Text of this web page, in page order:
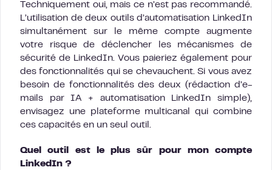
Techniquement oui, mais ce n’est pas recommandé.
L’utilisation de deux outils d’automatisation LinkedIn
simultanément sur le même compte augmente
votre risque de déclencher les mécanismes de
sécurité de LinkedIn. Vous paieriez également pour
des fonctionnalités qui se chevauchent. Si vous avez
besoin de fonctionnalités des deux (rédaction d’e-
mails par IA + automatisation LinkedIn simple),
envisagez une plateforme multicanal qui combine
ces capacités en un seul outil.
Quel outil est le plus sûr pour mon compte
LinkedIn ?